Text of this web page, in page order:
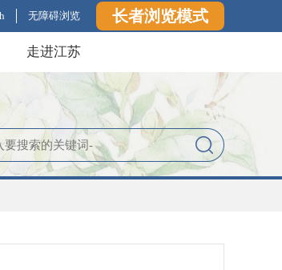
无障碍浏览 长者浏览模式
走进江苏